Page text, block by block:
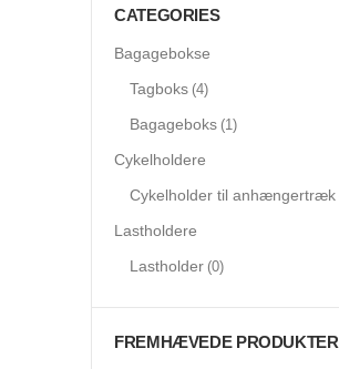
CATEGORIES
Bagagebokse
Tagboks (4)
Bagageboks (1)
Cykelholdere
Cykelholder til anhængertræk
Lastholdere
Lastholder (0)
FREMHÆVEDE PRODUKTER